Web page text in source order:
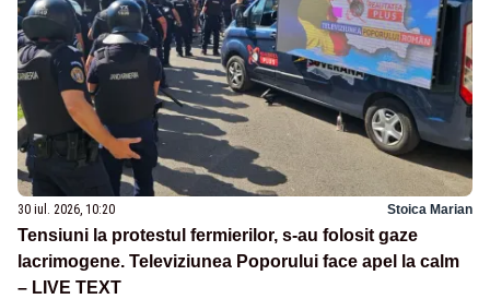
30 iul. 2026, 10:20 Stoica Marian
Tensiuni la protestul fermierilor, s-au folosit gaze
lacrimogene. Televiziunea Poporului face apel la calm
– LIVE TEXT